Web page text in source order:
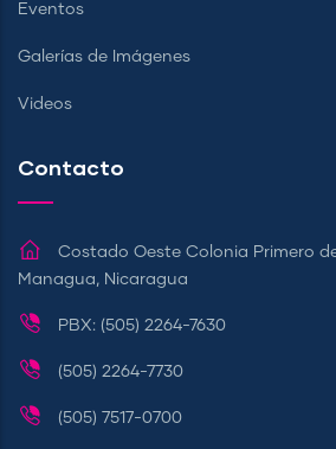
Eventos
Galerías de Imágenes
Videos
Contacto
Costado Oeste Colonia Primero
Managua, Nicaragua
PBX: (505) 2264-7630
(505) 2264-7730
(505) 7517-0700